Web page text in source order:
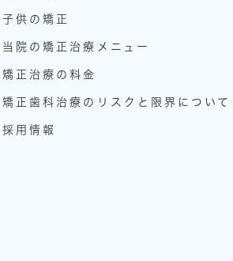
子供の矯正
当院の矯正治療メニュー
矯正治療の料金
矯正歯科治療のリスクと限界について
採用情報